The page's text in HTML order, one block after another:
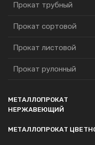
Прокат трубный
Прокат сортовой
Прокат листовой
Прокат рулонный
МЕТАЛЛОПРОКАТ
НЕРЖАВЕЮЩИЙ
МЕТАЛЛОПРОКАТ